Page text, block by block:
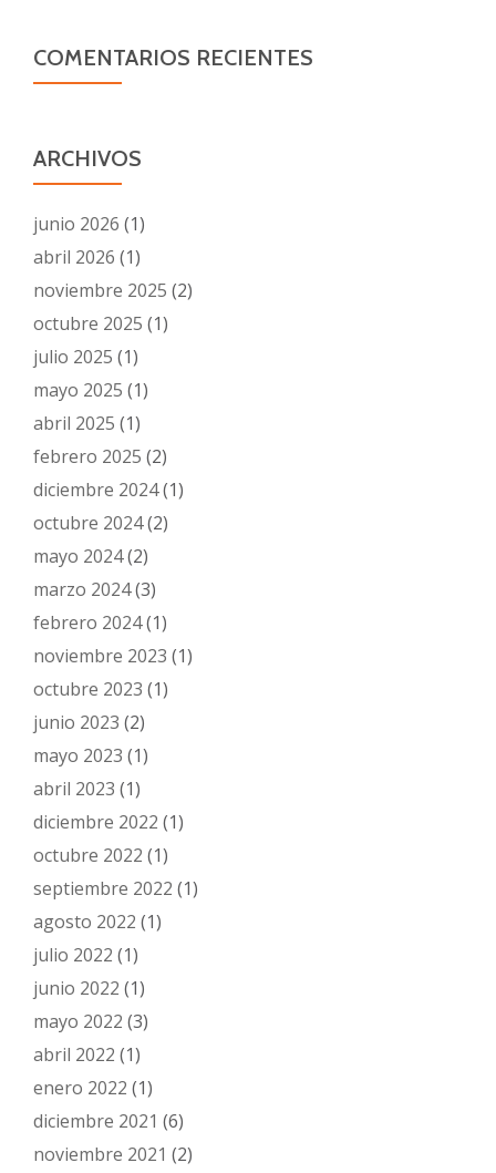
COMENTARIOS RECIENTES
ARCHIVOS
junio 2026 (1)
abril 2026 (1)
noviembre 2025 (2)
octubre 2025 (1)
julio 2025 (1)
mayo 2025 (1)
abril 2025 (1)
febrero 2025 (2)
diciembre 2024(1)
octubre 2024(2)
mayo 2024(2)
marzo 2024(3)
febrero 2024(1)
noviembre 2023 (1)
octubre 2023 (1)
junio 2023 (2)
mayo 2023 (1)
abril 2023 (1)
diciembre 2022 (1)
octubre 2022 (1)
septiembre 2022 (1)
agosto 2022 (1)
julio 2022 (1)
junio 2022 (1)
mayo 2022 (3)
abril 2022 (1)
enero 2022 (1)
diciembre 2021 (6)
noviembre 2021 (2)